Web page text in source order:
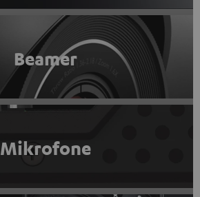
Beamer
Mikrofone